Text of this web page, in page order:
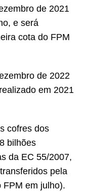
de 2021
e será
cota do FPM
de 2022
em 2021
cofres dos
bilhões
da EC 55/2007,
pela
FPM em julho).